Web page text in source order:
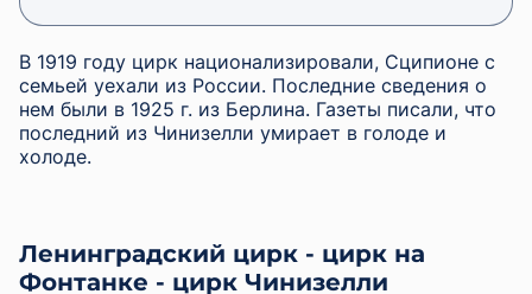
В 1919 году цирк национализировали, Сципионе с
семьей уехали из России. Последние сведения о
нем были в 1925 г. из Берлина. Газеты писали, что
последний из Чинизелли умирает в голоде и
холоде.
Ленинградский цирк - цирк на
Фонтанке - цирк Чинизелли